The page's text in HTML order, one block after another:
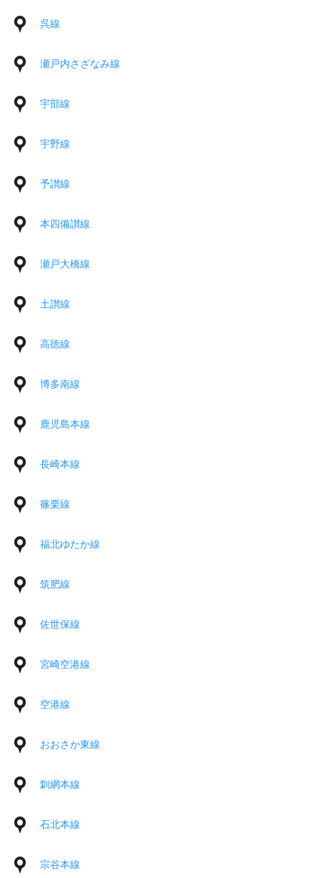
呉線
瀬戸内さざなみ線
宇部線
宇野線
予讃線
本四備讃線
瀬戸大橋線
土讃線
高徳線
博多南線
鹿児島本線
長崎本線
篠栗線
福北ゆたか線
筑肥線
佐世保線
宮崎空港線
空港線
おおさか東線
釧網本線
石北本線
宗谷本線